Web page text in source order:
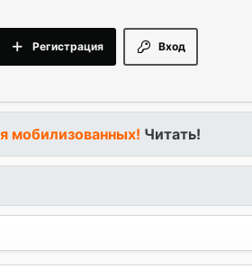
Вход
Регистрация
мобилизованных! Читать!